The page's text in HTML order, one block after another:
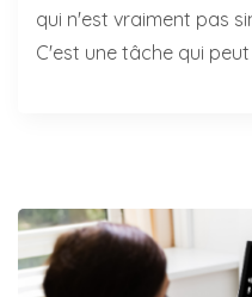
qui n'est vraiment pas
C'est une tâche qui